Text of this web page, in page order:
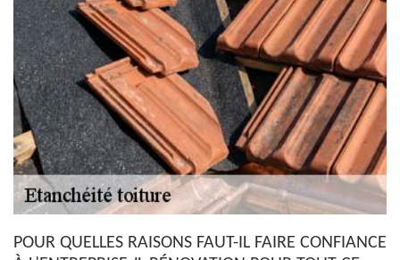
POUR QUELLES RAISONS FAUT-IL FAIRE CONFIANCE